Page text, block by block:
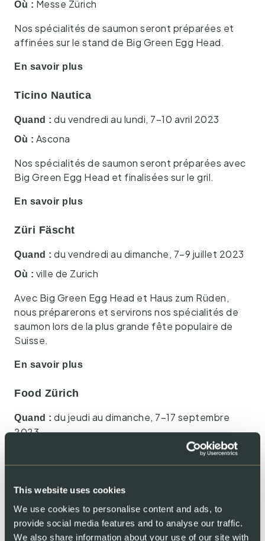
This website uses cookies
We use cookies to personalise content and ads, to
provide social media features and to analyse our traffic.
We also share information about your use of our site with
Où : Messe Zürich
Nos spécialités de saumon seront préparées et
affinées sur le stand de Big Green Egg Head.
En savoir plus
Ticino Nautica
Quand : du vendredi au lundi, 7–10 avril 2023
Où : Ascona
Nos spécialités de saumon seront préparées avec
Big Green Egg Head et finalisées sur le gril.
En savoir plus
Züri Fäscht
Quand : du vendredi au dimanche, 7–9 juillet 2023
Où : ville de Zurich
Avec Big Green Egg Head et Haus zum Rüden,
nous préparerons et servirons nos spécialités de
saumon lors de la plus grande fête populaire de
Suisse.
En savoir plus
Food Zürich
Quand : du jeudi au dimanche, 7–17 septembre
2023
Share